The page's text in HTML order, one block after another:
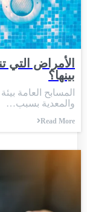
الأمراض
بينها؟
المسابح العامة
والمعدية بسبب…
Read More